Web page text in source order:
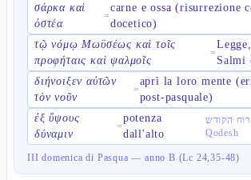
σάρκα καὶ
ὀστέα
=
carne e ossa (risurrezione
docetico)
τῷ νόμῳ Μωϋσέως καὶ τοῖς
προφήταις καὶ ψαλμοῖς
=
Salmi
διήνοιξεν αὐτῶν
τὸν νοῦν
=
aprì la loro mente
post-pasquale)
ἐξ ὕψους
δύναμιν
=
potenza
dall'alto
רוח הקודש Ruach ha-
Qodesh
III domenica di Pasqua — anno B (Lc 24,35-48)